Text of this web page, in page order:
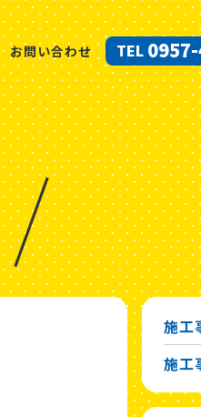
お問い合わせ TEL
施工
施工